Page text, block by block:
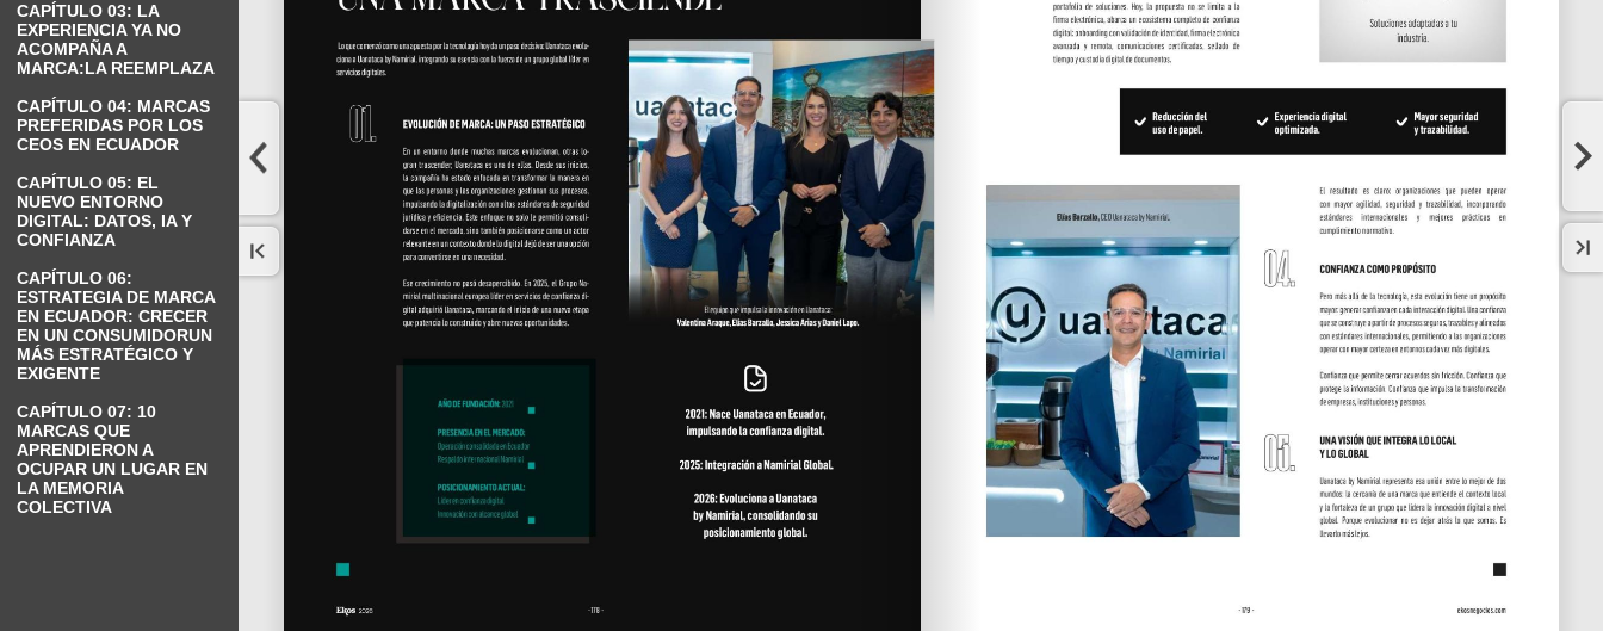
CAPÍTULO 03: LA
EXPERIENCIA YA NO
ACOMPAÑA A
MARCA:LA REEMPLAZA
CAPÍTULO 04: MARCAS
PREFERIDAS POR LOS
CEOS EN ECUADOR
CAPÍTULO 05: EL
NUEVO ENTORNO
DIGITAL: DATOS, IA Y
CONFIANZA
CAPÍTULO 06:
ESTRATEGIA DE MARCA
EN ECUADOR: CRECER
EN UN CONSUMIDORUN
MÁS ESTRATÉGICO Y
EXIGENTE
CAPÍTULO 07: 10
MARCAS QUE
APRENDIERON A
OCUPAR UN LUGAR EN
LA MEMORIA
COLECTIVA